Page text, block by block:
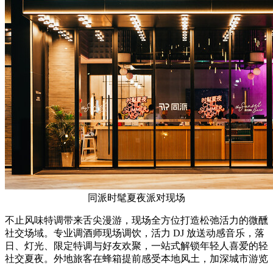
同派时髦夏夜派对现场
不止风味特调带来舌尖漫游，现场全方位打造松弛活力的微醺
社交场域。专业调酒师现场调饮，活力 DJ 放送动感音乐，落
日、灯光、限定特调与好友欢聚，一站式解锁年轻人喜爱的轻
社交夏夜。外地旅客在蜂箱提前感受本地风土，加深城市游览